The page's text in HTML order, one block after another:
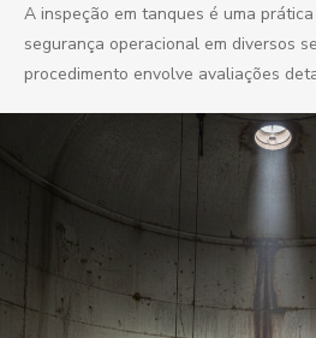
A inspeção em tanques é uma
segurança operacional em diversos
procedimento envolve avaliações